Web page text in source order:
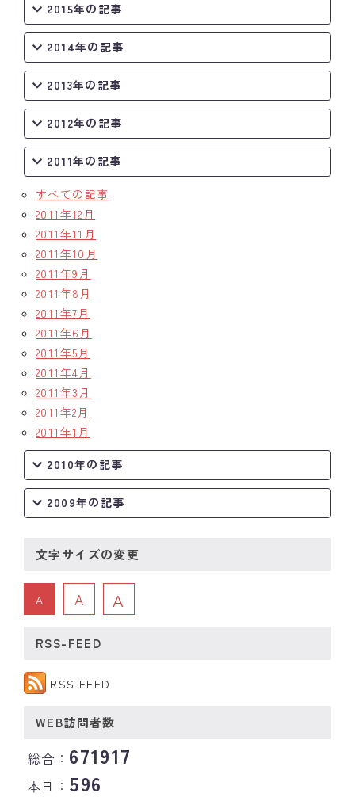
2015年の記事
2014年の記事
2013年の記事
2012年の記事
2011年の記事
すべての記事
2011年12月
2011年11月
2011年10月
2011年9月
2011年8月
2011年7月
2011年6月
2011年5月
2011年4月
2011年3月
2011年2月
2011年1月
2010年の記事
2009年の記事
文字サイズの変更
A A A
RSS-FEED
RSS FEED
WEB訪問者数
総合： 671917
本日： 596